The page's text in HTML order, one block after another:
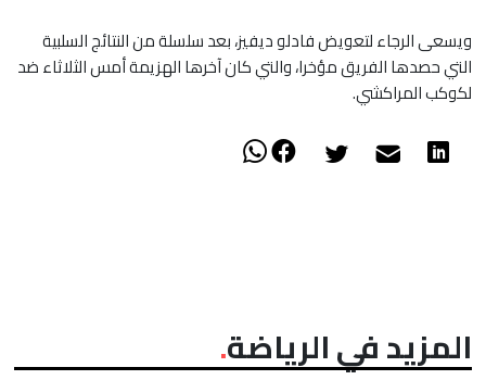
ويسعى الرجاء لتعويض فادلو ديفيز، بعد سلسلة من النتائج السلبية
التي حصدها الفريق مؤخرا، والتي كان آخرها الهزيمة أمس الثلاثاء ضد
لكوكب المراكشي.
المزيد في الرياضة